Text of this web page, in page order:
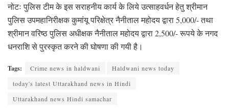
नोटः पुलिस टीम के इस सराहनीय कार्य के लिये उत्साहवर्धन हेतु श्रीमान
पुलिस उपमहानिरीक्षक कुमांयू परिक्षेत्र नैनीताल महोदय द्वारा 5,000/- तथा
श्रीमान वरिष्ठ पुलिस अधीक्षक नैनीताल महोदय द्वारा 2,500/- रूपये के नगद
धनराशि से पुरस्कृत करने की घोषणा की गयी है।
Tags: Crime news in haldwani
Haldwani news today
today's latest Uttarakhand news in Hindi
Uttarakhand news Hindi samachar